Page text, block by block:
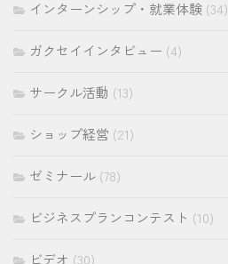
インターンシップ・就業体験 (34)
ガクセイインタビュー (4)
サークル活動 (13)
ショップ経営 (21)
ゼミナール (78)
ビジネスプランコンテスト (10)
ビデオ (30)